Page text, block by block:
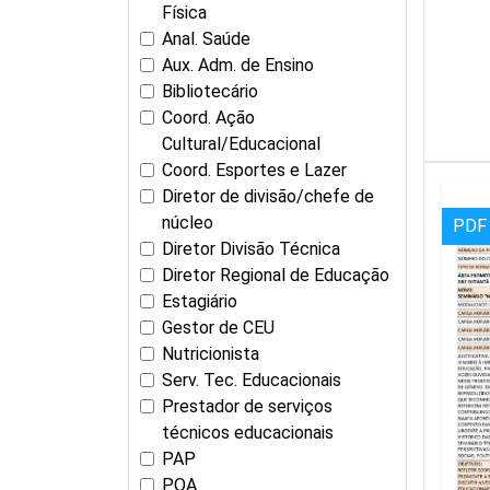
Física
Anal. Saúde
Aux. Adm. de Ensino
Bibliotecário
Coord. Ação
Cultural/Educacional
Coord. Esportes e Lazer
Diretor de divisão/chefe de
núcleo
Diretor Divisão Técnica
Diretor Regional de Educação
Estagiário
Gestor de CEU
Nutricionista
Serv. Tec. Educacionais
Prestador de serviços
técnicos educacionais
PAP
POA
PDF